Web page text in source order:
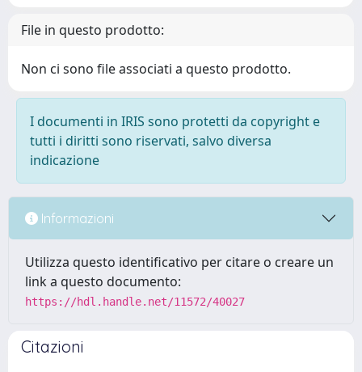
File in questo prodotto:
Non ci sono file associati a questo prodotto.
I documenti in IRIS sono protetti da copyright e
tutti i diritti sono riservati, salvo diversa
indicazione
Informazioni
Utilizza questo identificativo per citare o creare un
link a questo documento:
https://hdl.handle.net/11572/40027
Citazioni